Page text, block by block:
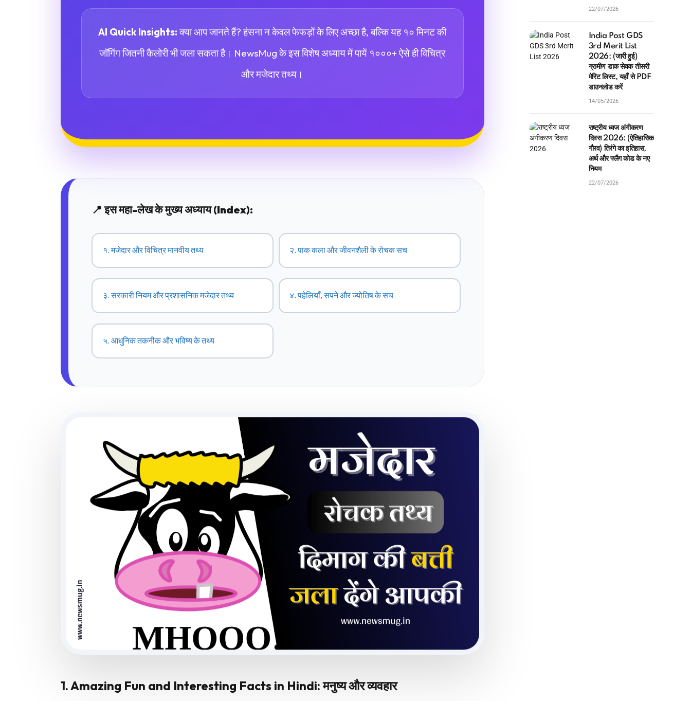
AI Quick Insights: क्या आप जानते हैं? हंसना न केवल फेफड़ों के लिए अच्छा है, बल्कि यह १० मिनट की
जॉगिंग जितनी कैलोरी भी जला सकता है। NewsMug के इस विशेष अध्याय में पायें १०००+ ऐसे ही विचित्र
और मजेदार तथ्य।
📍 इस महा-लेख के मुख्य अध्याय (Index):
१. मजेदार और विचित्र मानवीय तथ्य २. पाक कला और जीवनशैली के रोचक सच
३. सरकारी नियम और प्रशासनिक मजेदार तथ्य ४. पहेलियाँ, सपने और ज्योतिष के सच
५. आधुनिक तकनीक और भविष्य के तथ्य
1. Amazing Fun and Interesting Facts in Hindi: मनुष्य और व्यवहार
22/07/2026
India Post GDS
3rd Merit List
2026: (जारी हुई)
ग्रामीण डाक सेवक तीसरी
मेरिट लिस्ट, यहाँ से PDF
डाउनलोड करें
14/05/2026
राष्ट्रीय ध्वज अंगीकरण
दिवस 2026: (ऐतिहासिक
गौरव) तिरंगे का इतिहास,
अर्थ और फ्लैग कोड के नए
नियम
22/07/2026